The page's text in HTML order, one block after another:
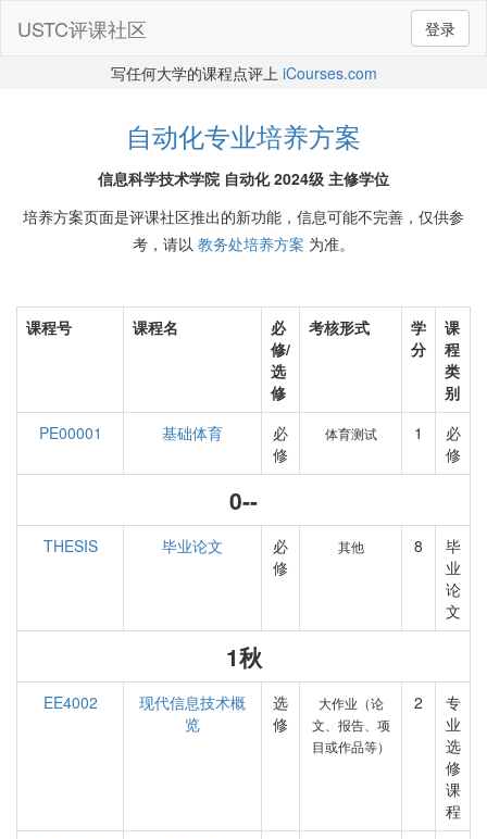
登录
USTC评课社区
写任何大学的课程点评上 iCourses.com
自动化专业培养方案
信息科学技术学院 自动化 2024级 主修学位
培养方案页面是评课社区推出的新功能，信息可能不完善，仅供参
考，请以 教务处培养方案 为准。
课程号 课程名
必
修/
选
修
考核形式
学
分
课
程
类
别
PE00001
基础体育
必
修
体育测试 1
必
修
0--
THESIS 毕业论文
必
修
其他 8
毕
业
论
文
1秋
EE4002
现代信息技术概
览
选
修
大作业（论
文、报告、项
目或作品等）
2
专
业
选
修
课
程